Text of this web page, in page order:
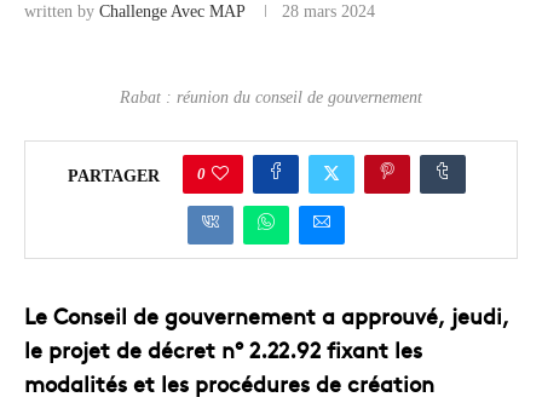
written by Challenge Avec MAP 28 mars 2024
Rabat : réunion du conseil de gouvernement
PARTAGER 0
Le Conseil de gouvernement a approuvé, jeudi,
le projet de décret n° 2.22.92 fixant les
modalités et les procédures de création